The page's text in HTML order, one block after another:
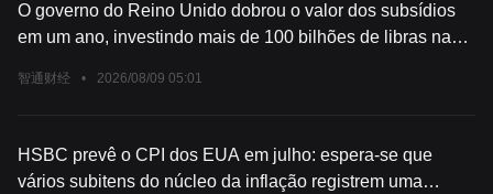
O governo do Reino Unido dobrou o valor dos subsídios
em um ano, investindo mais de 100 bilhões de libras na
智通财经 • 2026/08/09 05:01
HSBC prevê o CPI dos EUA em julho: espera-se que
vários subitens do núcleo da inflação registrem uma